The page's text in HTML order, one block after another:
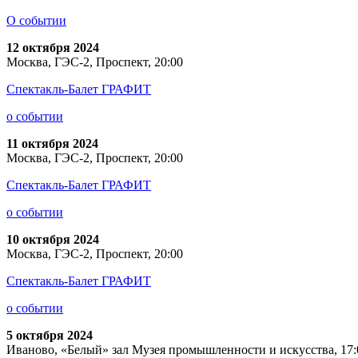
О событии
12 октября 2024
Москва, ГЭС-2, Проспект, 20:00
Спектакль-Балет ГРАФИТ
о событии
11 октября 2024
Москва, ГЭС-2, Проспект, 20:00
Спектакль-Балет ГРАФИТ
о событии
10 октября 2024
Москва, ГЭС-2, Проспект, 20:00
Спектакль-Балет ГРАФИТ
о событии
5 октября 2024
Иваново, «Белый» зал Музея промышленности и искусства,